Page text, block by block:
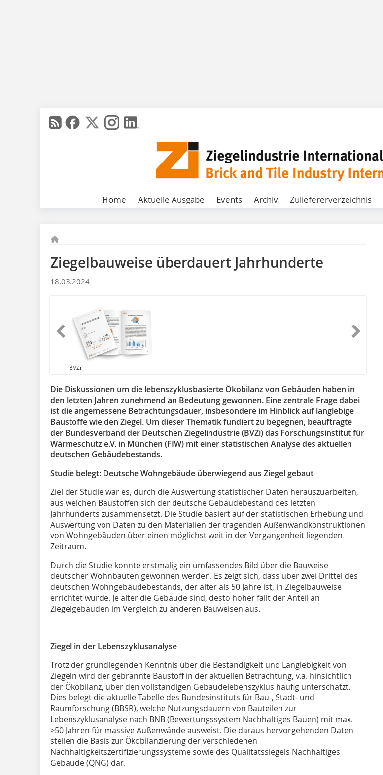
Home Aktuelle Ausgabe Events Archiv Zuliefererverzeichnis
Ziegelbauweise überdauert Jahrhunderte
18.03.2024
BVZi
Die Diskussionen um die lebenszyklusbasierte Ökobilanz von Gebäuden haben in
den letzten Jahren zunehmend an Bedeutung gewonnen. Eine zentrale Frage dabei
ist die angemessene Betrachtungsdauer, insbesondere im Hinblick auf langlebige
Baustoffe wie den Ziegel. Um dieser Thematik fundiert zu begegnen, beauftragte
der Bundesverband der Deutschen Ziegelindustrie (BVZi) das Forschungsinstitut für
Wärmeschutz e.V. in München (FIW) mit einer statistischen Analyse des aktuellen
deutschen Gebäudebestands.
Studie belegt: Deutsche Wohngebäude überwiegend aus Ziegel gebaut
Ziel der Studie war es, durch die Auswertung statistischer Daten herauszuarbeiten,
aus welchen Baustoffen sich der deutsche Gebäudebestand des letzten
Jahrhunderts zusammensetzt. Die Studie basiert auf der statistischen Erhebung und
Auswertung von Daten zu den Materialien der tragenden Außenwandkonstruktionen
von Wohngebäuden über einen möglichst weit in der Vergangenheit liegenden
Zeitraum.
Durch die Studie konnte erstmalig ein umfassendes Bild über die Bauweise
deutscher Wohnbauten gewonnen werden. Es zeigt sich, dass über zwei Drittel des
deutschen Wohngebäudebestands, der älter als 50 Jahre ist, in Ziegelbauweise
errichtet wurde. Je älter die Gebäude sind, desto höher fällt der Anteil an
Ziegelgebäuden im Vergleich zu anderen Bauweisen aus.
Ziegel in der Lebenszyklusanalyse
Trotz der grundlegenden Kenntnis über die Beständigkeit und Langlebigkeit von
Ziegeln wird der gebrannte Baustoff in der aktuellen Betrachtung, v.a. hinsichtlich
der Ökobilanz, über den vollständigen Gebäudelebenszyklus häufig unterschätzt.
Dies belegt die aktuelle Tabelle des Bundesinstituts für Bau-, Stadt- und
Raumforschung (BBSR), welche Nutzungsdauern von Bauteilen zur
Lebenszyklusanalyse nach BNB (Bewertungssystem Nachhaltiges Bauen) mit max.
>50 Jahren für massive Außenwände ausweist. Die daraus hervorgehenden Daten
stellen die Basis zur Ökobilanzierung der verschiedenen
Nachhaltigkeitszertifizierungssysteme sowie des Qualitätssiegels Nachhaltiges
Gebäude (QNG) dar.